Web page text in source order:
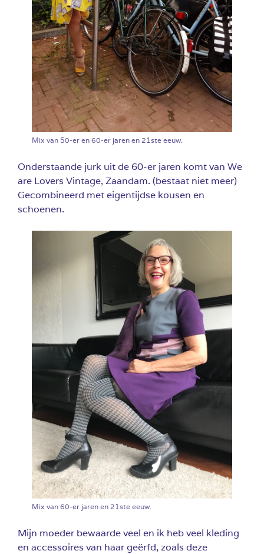
Mix van 50-er en 60-er jaren en 21ste eeuw.
Onderstaande jurk uit de 60-er jaren komt van We
are Lovers Vintage, Zaandam. (bestaat niet meer)
Gecombineerd met eigentijdse kousen en
schoenen.
Mix van 60-er jaren en 21ste eeuw.
Mijn moeder bewaarde veel en ik heb veel kleding
en accessoires van haar geërfd, zoals deze